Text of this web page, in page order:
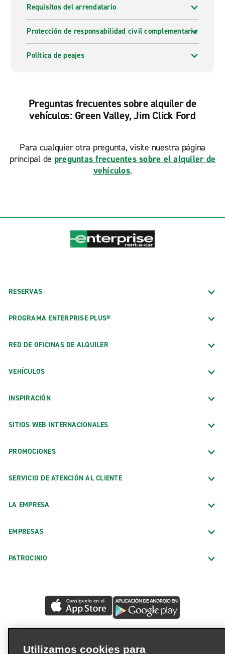
Requisitos del arrendatario
Protección de responsabilidad civil complementaria
Política de peajes
Preguntas frecuentes sobre alquiler de
vehículos: Green Valley, Jim Click Ford
Para cualquier otra pregunta, visite nuestra página
principal de preguntas frecuentes sobre el alquiler de
vehículos.
RESERVAS
PROGRAMA ENTERPRISE PLUS®
RED DE OFICINAS DE ALQUILER
VEHÍCULOS
INSPIRACIÓN
SITIOS WEB INTERNACIONALES
PROMOCIONES
SERVICIO DE ATENCIÓN AL CLIENTE
LA EMPRESA
EMPRESAS
PATROCINIO
Utilizamos cookies para